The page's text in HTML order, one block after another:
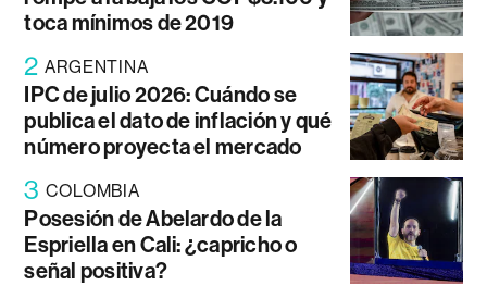
toca mínimos de 2019
2 ARGENTINA
IPC de julio 2026: Cuándo se
publica el dato de inflación y qué
número proyecta el mercado
3 COLOMBIA
Posesión de Abelardo de la
Espriella en Cali: ¿capricho o
señal positiva?